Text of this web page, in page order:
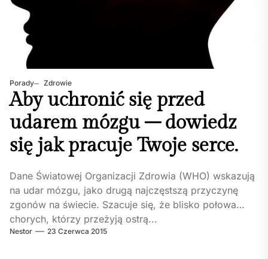
Porady Zdrowie
Aby uchronić się przed
udarem mózgu – dowiedz
się jak pracuje Twoje serce.
Dane Światowej Organizacji Zdrowia (WHO) wskazują
na udar mózgu, jako drugą najczęstszą przyczynę
zgonów na świecie. Szacuje się, że blisko połowa
chorych, którzy przeżyją ostrą...
Nestor 23 Czerwca 2015